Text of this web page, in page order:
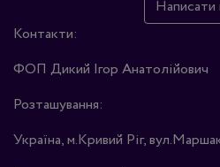
Написати
Контакти:
ФОП Дикий Ігор Анатолійович
Розташування:
Україна, м.Кривий Ріг,